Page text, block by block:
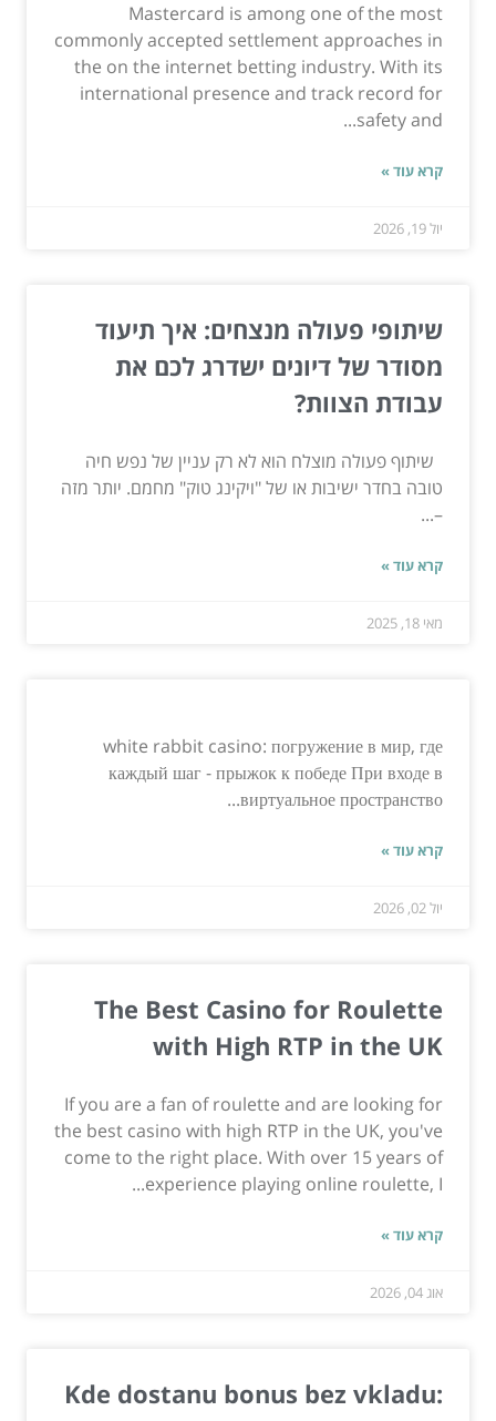
Mastercard is among one of the most
commonly accepted settlement approaches in
the on the internet betting industry. With its
international presence and track record for
safety and...
קרא עוד »
יול 19, 2026
שיתופי פעולה מנצחים: איך תיעוד
מסודר של דיונים ישדרג לכם את
עבודת הצוות?
שיתוף פעולה מוצלח הוא לא רק עניין של נפש חיה
טובה בחדר ישיבות או של "ויקינג טוק" מחמם. יותר מזה
–...
קרא עוד »
מאי 18, 2025
white rabbit casino: погружение в мир, где
каждый шаг - прыжок к победе При входе в
виртуальное пространство...
קרא עוד »
יול 02, 2026
The Best Casino for Roulette
with High RTP in the UK
If you are a fan of roulette and are looking for
the best casino with high RTP in the UK, you've
come to the right place. With over 15 years of
experience playing online roulette, I...
קרא עוד »
אוג 04, 2026
Kde dostanu bonus bez vkladu: